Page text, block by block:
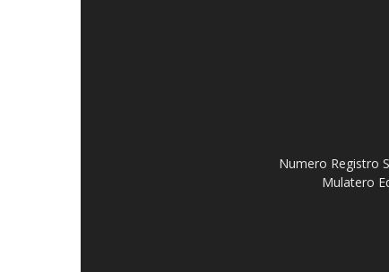
Numero Registro
Mulatero